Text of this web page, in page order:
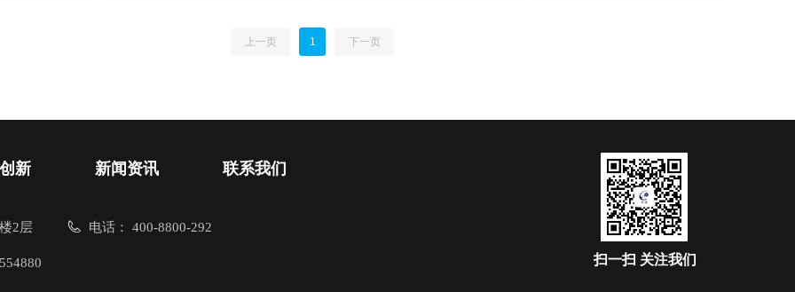
上一页 1 下一页
扫一扫 关注我们
新 新闻资讯 联系我们
2层 电话： 400-8800-292